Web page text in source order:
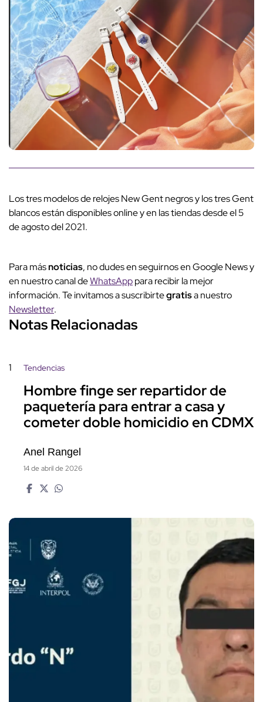
Los tres modelos de relojes New Gent negros y los tres Gent
blancos están disponibles online y en las tiendas desde el 5
de agosto del 2021.
Para másnoticias, no dudes en seguirnos en Google News y
en nuestro canal deWhatsApppara recibir la mejor
información. Te invitamos a suscribirtegratisa nuestro
Newsletter.
Notas Relacionadas
1 Tendencias
Hombre finge ser repartidor de
paquetería para entrar a casa y
cometer doble homicidio en CDMX
Anel Rangel
14 de abril de 2026